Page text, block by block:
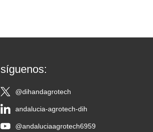
síguenos:
@dihandagrotech
andalucia-agrotech-dih
@andaluciaagrotech6959